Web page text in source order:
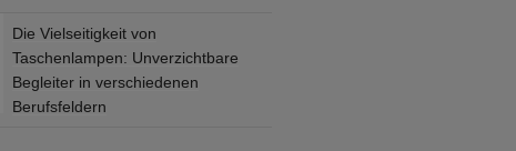
Die Vielseitigkeit von
Taschenlampen: Unverzichtbare
Begleiter in verschiedenen
Berufsfeldern